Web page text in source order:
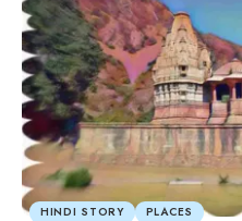
HINDI STORY PLACES